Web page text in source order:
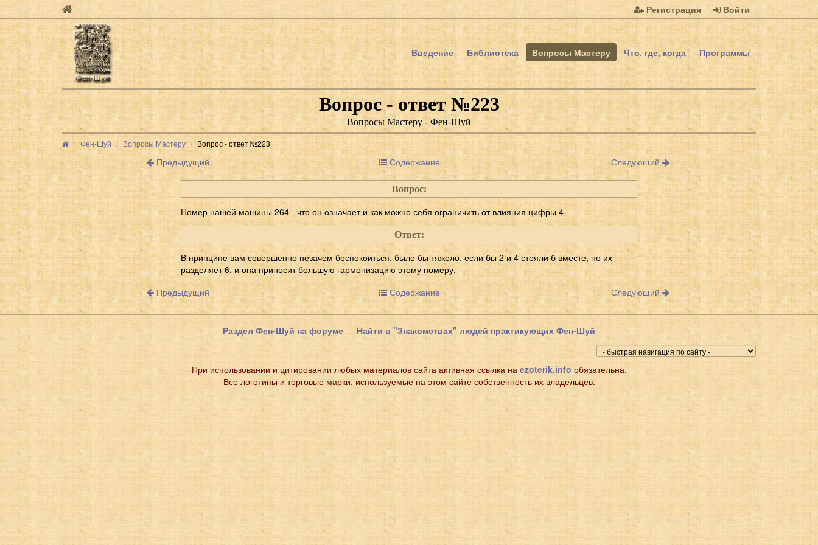
Регистрация Войти
Введение Библиотека Вопросы Мастеру Что, где, когда Программы
Вопрос - ответ №223
Вопросы Мастеру - Фен-Шуй
Фен-Шуй Вопросы Мастеру Вопрос - ответ №223
Предыдущий Содержание Следующий
Вопрос:
Номер нашей машины 264 - что он означает и как можно себя ограничить от влияния цифры 4
Ответ:
В принципе вам совершенно незачем беспокоиться, было бы тяжело, если бы 2 и 4 стояли б вместе, но их
разделяет 6, и она приносит большую гармонизацию этому номеру.
Предыдущий
Содержание Следующий
Раздел Фен-Шуй на форуме Найти в "Знакомствах" людей практикующих Фен-Шуй
При использовании и цитировании любых материалов сайта активная ссылка на ezoterik.infoобязательна.
Все логотипы и торговые марки, используемые на этом сайте собственность их владельцев.